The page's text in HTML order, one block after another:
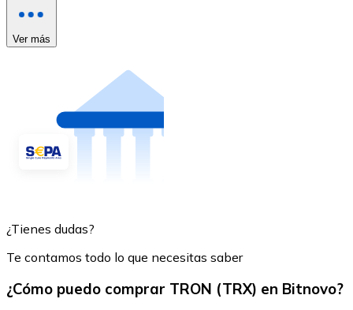
Ver más
¿Tienes dudas?
Te contamos todo lo que necesitas saber
¿Cómo puedo comprar TRON (TRX) en Bitnovo?